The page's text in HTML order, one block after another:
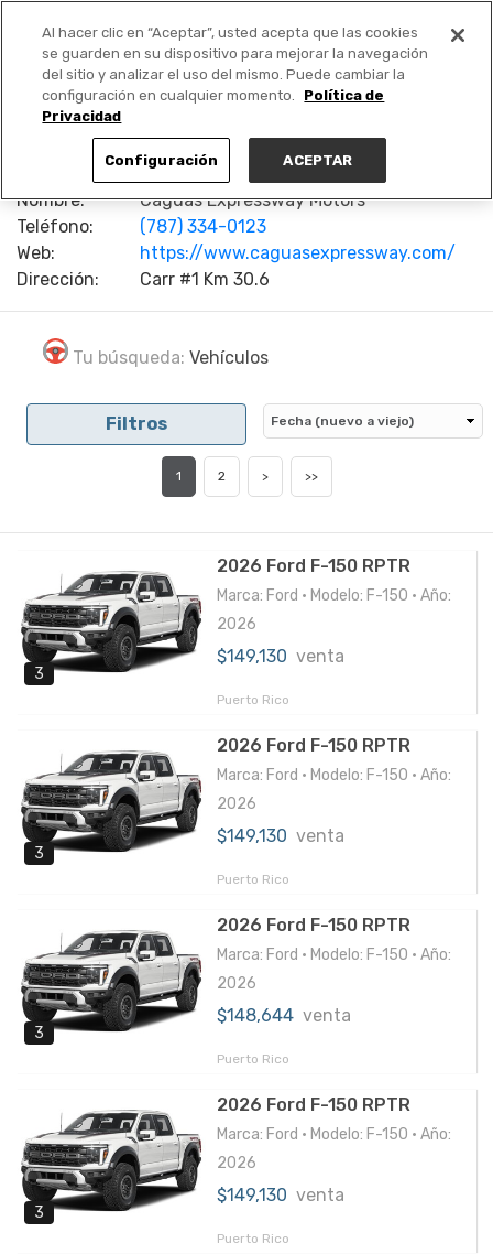
PUBLICA GRATIS +
Nombre:
Caguas Expressway Motors
Teléfono:
(787) 334-0123
Web:
https://www.caguasexpressway.com/
Dirección:
Carr #1 Km 30.6
Tu búsqueda: Vehículos
Filtros
1 2 > >>
3
2026 Ford F-150 RPTR
Marca: Ford • Modelo: F-150 • Año:
2026
$149,130 venta
Puerto Rico
3
2026 Ford F-150 RPTR
Marca: Ford • Modelo: F-150 • Año:
2026
$149,130 venta
Puerto Rico
3
2026 Ford F-150 RPTR
Marca: Ford • Modelo: F-150 • Año:
2026
$148,644 venta
Puerto Rico
3
2026 Ford F-150 RPTR
Marca: Ford • Modelo: F-150 • Año:
2026
$149,130 venta
Puerto Rico
Al hacer clic en “Aceptar”, usted acepta que las cookies
se guarden en su dispositivo para mejorar la navegación
del sitio y analizar el uso del mismo. Puede cambiar la
configuración en cualquier momento.
Política de
Privacidad
Configuración ACEPTAR